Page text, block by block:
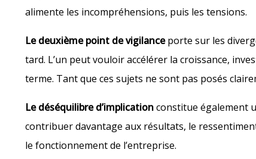
alimente les incompréhensions, puis les tensions.
Le deuxième point de vigilanceporte sur les
tard. L’un peut vouloir accélérer la croissance,
terme. Tant que ces sujets ne sont pas posés
Le déséquilibre d’implicationconstitue également
contribuer davantage aux résultats, le
le fonctionnement de l’entreprise.